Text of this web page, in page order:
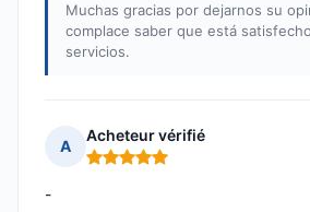
Muchas gracias por dejarnos su
complace saber que está
servicios.
A
Acheteur vérifié
Nota: 5 de 5
-